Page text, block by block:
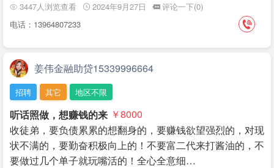
3447人浏览查看 2024年9月27日
评论一下(0)
电话：13964807233
姜伟金融助贷15339996664
招聘 其它 地区不限
听话照做，想赚钱的来 ￥8000
收徒弟，要负债累累的想翻身的，要赚钱欲望强烈的，对现
状不满的，要勤奋积极向上的！不要富二代来打酱油的，不
要做过几个单子就玩嘴活的！全心全意细…